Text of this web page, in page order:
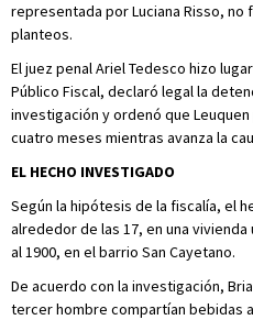
representada por Luciana Risso,
planteos.
El juez penal Ariel Tedesco hizo
Público Fiscal, declaró legal la
investigación y ordenó que
cuatro meses mientras avanza la
EL HECHO INVESTIGADO
Según la hipótesis de la fiscalía, el
alrededor de las 17, en una
al 1900, en el barrio San Cayetano.
De acuerdo con la investigación,
tercer hombre compartían bebidas